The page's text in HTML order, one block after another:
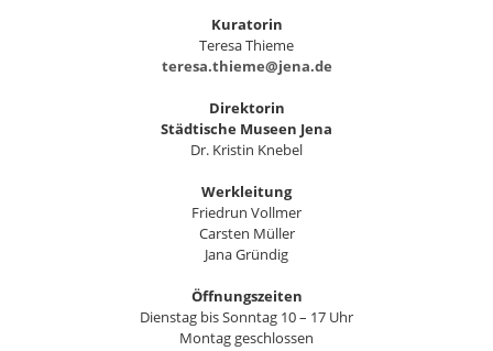
Kuratorin
Teresa Thieme
teresa.thieme@jena.de
Direktorin
Städtische Museen Jena
Dr. Kristin Knebel
Werkleitung
Friedrun Vollmer
Carsten Müller
Jana Gründig
Öffnungszeiten
Dienstag bis Sonntag 10 – 17 Uhr
Montag geschlossen